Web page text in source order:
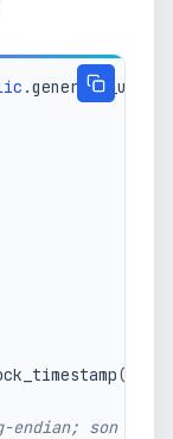
.
(
son 6